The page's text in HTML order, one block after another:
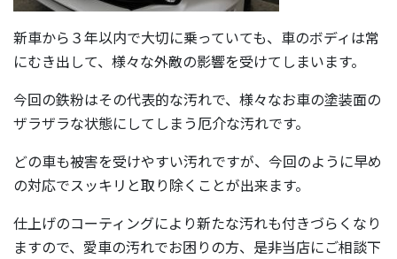
新車から３年以内で大切に乗っていても、車のボディは常
にむき出して、様々な外敵の影響を受けてしまいます。
今回の鉄粉はその代表的な汚れで、様々なお車の塗装面の
ザラザラな状態にしてしまう厄介な汚れです。
どの車も被害を受けやすい汚れですが、今回のように早め
の対応でスッキリと取り除くことが出来ます。
仕上げのコーティングにより新たな汚れも付きづらくなり
ますので、愛車の汚れでお困りの方、是非当店にご相談下